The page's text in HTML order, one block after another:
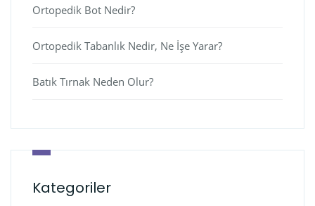
Ortopedik Bot Nedir?
Ortopedik Tabanlık Nedir, Ne İşe Yarar?
Batık Tırnak Neden Olur?
Kategoriler